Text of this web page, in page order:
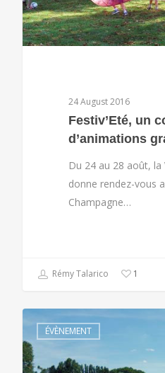
24 August 2016
Festiv’Eté, un
d’animations
Du 24 au 28 août, la
donne rendez-vous
Champagne…
Rémy Talarico 1
ÉVÈNEMENT